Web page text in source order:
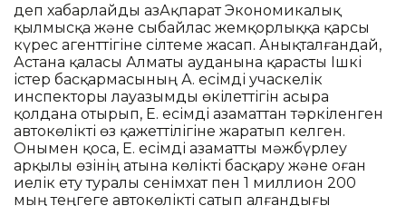
деп хабарлайды ҚазАқпарат Экономикалық
қылмысқа және сыбайлас жемқорлыққа қарсы
күрес агенттігіне сілтеме жасап. Анықталғандай,
Астана қаласы Алматы ауданына қарасты Ішкі
істер басқармасының А. есімді учаскелік
инспекторы лауазымды өкілеттігін асыра
қолдана отырып, Е. есімді азаматтан тәркіленген
автокөлікті өз қажеттілігіне жаратып келген.
Онымен қоса, Е. есімді азаматты мәжбүрлеу
арқылы өзінің атына көлікті басқару және оған
иелік ету туралы сенімхат пен 1 миллион 200
мың теңгеге автокөлікті сатып алғандығы